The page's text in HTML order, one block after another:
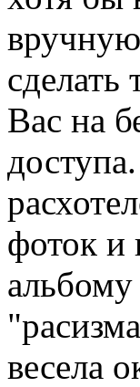
сделать
Вас на
фоток и
весела